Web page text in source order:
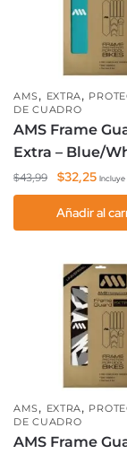
AMS, EXTRA,
DE CUADRO
AMS Frame
Extra – Blue/
$43,99
El
precio
original
era:
$32,25El
es:
Incluye
Añadir al
AMS, EXTRA,
DE CUADRO
AMS Frame